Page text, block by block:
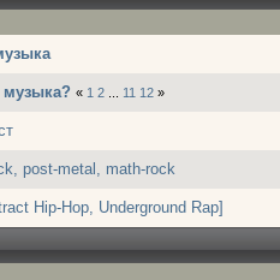
« 1 2 11 12 »
post-metal, math-rock
Hip-Hop, Underground Rap]